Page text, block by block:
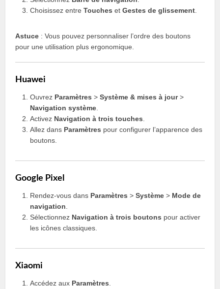
Choisissez entreTouches etGestes de glissement
Astuce : Vous pouvez personnaliser l’ordre des boutons
pour une utilisation plus ergonomique.
Huawei
Ouvrez Paramètres >Système & mises à jour>
Navigation système
Activez Navigation à trois touches
Allez dans Paramètres pour configurer l’apparence des
boutons.
Google Pixel
Rendez-vous dans Paramètres >Système > Mode de
navigation
Sélectionnez Navigation à trois boutons pour activer
les icônes classiques.
Xiaomi
Accédez aux Paramètres